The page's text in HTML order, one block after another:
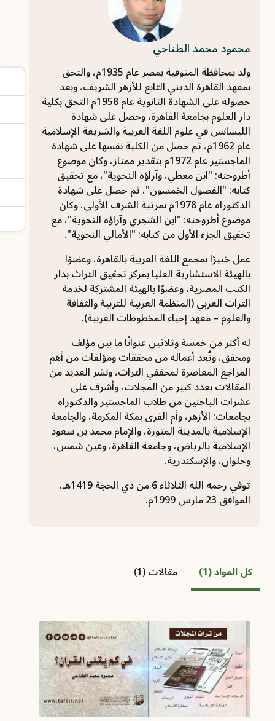
محمود محمد الطناحي
ولد بمحافظة المنوفية بمصر عام 1935م، والتحق
بمعهد القاهرة الديني التابع للأزهر الشريف، وبعد
حصوله على الشهادة الثانوية عام 1958م التحق بكلية
دار العلوم بجامعة القاهرة، وحصل على شهادة
الليسانس في علوم اللغة العربية والشريعة الإسلامية
عام 1962م، ثم حصل من الكلية نفسها على شهادة
الماجستير عام 1972م بتقدير ممتاز، وكان موضوع
أطروحته: "ابن معطي، وآراؤه النحوية"، مع تحقيق
كتابه: "الفصول الخمسون"، ثم حصل على شهادة
الدكتوراه عام 1978م بمرتبة الشرف الأولى، وكان
موضوع أطروحته: "ابن الشجري وآراؤه النحوية"، مع
تحقيق الجزء الأول من كتابه: "الأمالي النحوية".
عمل خبيرًا بمجمع اللغة العربية بالقاهرة، وعضوًا
بالهيئة الاستشارية العليا بمركز تحقيق التراث بدار
الكتب المصرية، وعضوًا بالهيئة المشتركة لخدمة
التراث العربي (المنظمة العربية للتربية والثقافة
والعلوم – معهد إحياء المخطوطات العربية).
له أكثر من خمسة وثلاثين عنوانًا ما بين مؤلف
ومحقق، وتُعد أعماله من محققات ومؤلفات من أهم
المراجع المعاصرة لمحققي التراث، ونشر العديد من
المقالات بعدد كبير من المجلات، وأشرف على
عشرات الباحثين من طلاب الماجستير والدكتوراه
بجامعات: الأزهر، وأم القرى بمكة المكرمة، والجامعة
الإسلامية بالمدينة المنورة، والإمام محمد بن سعود
الإسلامية بالرياض، وجامعة القاهرة، وعين شمس،
وحلوان، والإسكندرية.
توفي رحمه الله الثلاثاء 6 من ذي الحجة 1419هـ،
الموافق 23 مارس 1999م.
كل المواد (1) مقالات (1)